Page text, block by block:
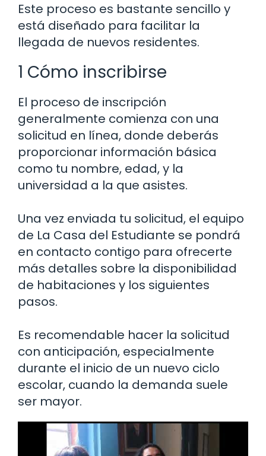
Este proceso es bastante sencillo y
está diseñado para facilitar la
llegada de nuevos residentes.
1 Cómo inscribirse
El proceso de inscripción
generalmente comienza con una
solicitud en línea, donde deberás
proporcionar información básica
como tu nombre, edad, y la
universidad a la que asistes.
Una vez enviada tu solicitud, el equipo
de La Casa del Estudiante se pondrá
en contacto contigo para ofrecerte
más detalles sobre la disponibilidad
de habitaciones y los siguientes
pasos.
Es recomendable hacer la solicitud
con anticipación, especialmente
durante el inicio de un nuevo ciclo
escolar, cuando la demanda suele
ser mayor.